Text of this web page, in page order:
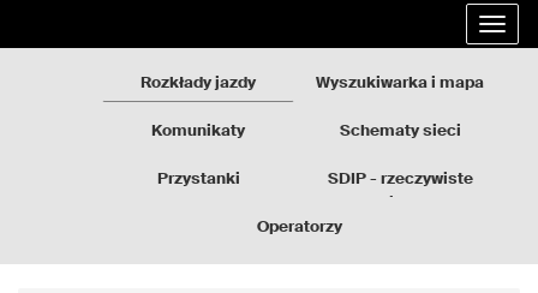
Rozkłady jazdy Wyszukiwarka i mapa
Komunikaty Schematy sieci
Przystanki
SDIP - rzeczywiste
Operatorzy